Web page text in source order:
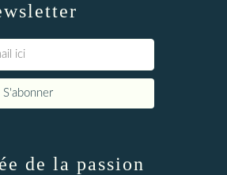
de la passion